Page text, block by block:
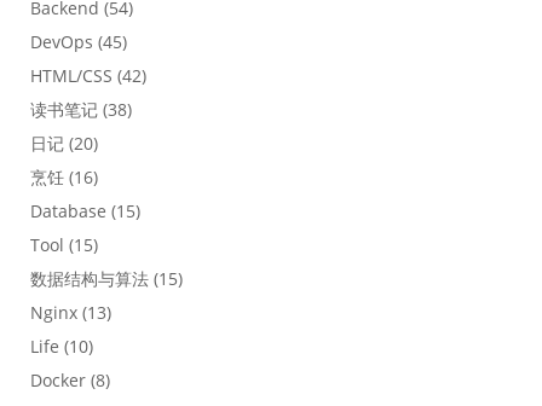
Backend (54)
DevOps (45)
HTML/CSS (42)
读书笔记 (38)
日记 (20)
烹饪 (16)
Database (15)
Tool (15)
数据结构与算法 (15)
Nginx (13)
Life (10)
Docker (8)